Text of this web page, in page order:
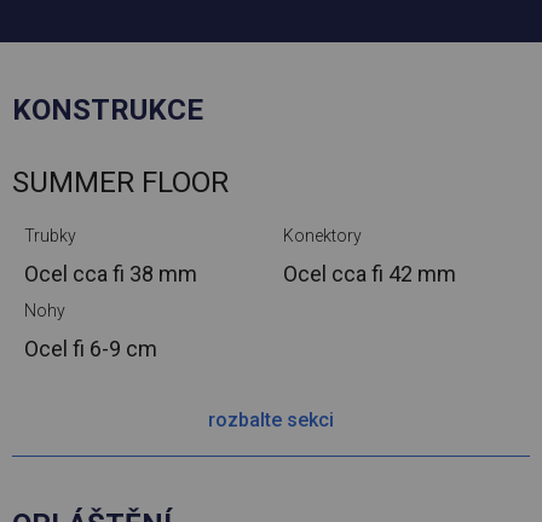
KONSTRUKCE
SUMMER FLOOR
Trubky
Ocel ccafi 38 mm
Konektory
Ocel ccafi 42 mm
Nohy
Ocel fi 6-9 cm
rozbalte sekci